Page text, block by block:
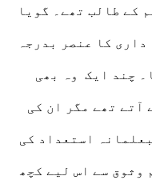
کے طالب تھے۔ گویا
کا عنصر بدرجہ
چند ایک وہ بھی
آتے تھے مگر ان کی
استعداد کی
وثوق سے اس لیے کچھ